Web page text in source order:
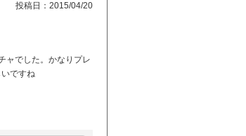
投稿日：2015/04/20
ャでした。かなりプレ
ですね